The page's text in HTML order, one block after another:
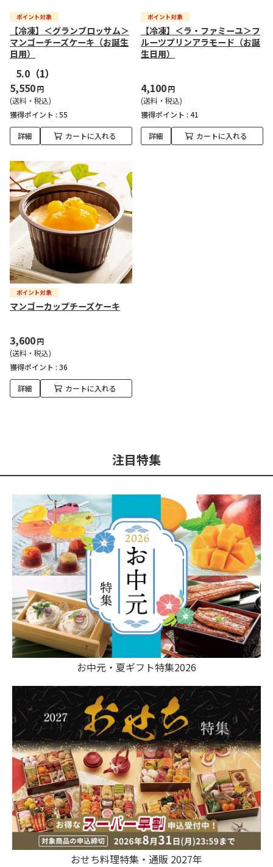
【冷凍】＜グランブロッサム＞
マンゴーチーズケーキ（お誕生
日用）
5.0 （1）
5,550円
(送料・税込)
獲得ポイント : 55
詳細 カートに入れる
【冷凍】＜ラ・ファミーユ＞フ
ルーツプリンアラモード（お誕
生日用）
4,100円
(送料・税込)
獲得ポイント : 41
詳細 カートに入れる
マンゴーカップチーズケーキ
3,600円
(送料・税込)
獲得ポイント : 36
詳細 カートに入れる
注目特集
お中元・夏ギフト特集2026
おせち料理特集・通販 2027年